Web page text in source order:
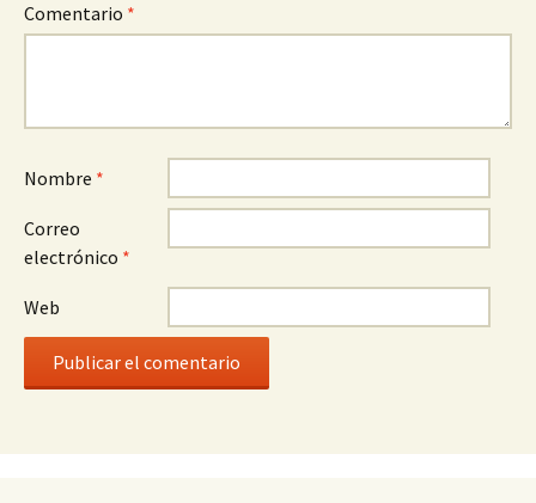
Comentario *
Nombre *
Correo
electrónico *
Web